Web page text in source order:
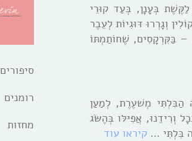
בְּעָנָן, בְּעַד קוּרֵי
וְגָרְרוּ דּוּגִיוֹת לְעֵבֶר
– בַּקִּרְקָסִים, שֶׁחוֹתַמְתּוֹ
הַבִּלְתִּי מְשׁעֶרֶת, לְמַעַן
וְרִידֵנוּ, אֲפִיּלּו בְּהֶשֹּג
בִּלְתִּי … קיראו עוד
סיפורים
רומנים
מחזות